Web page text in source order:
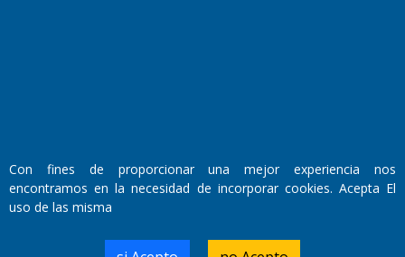
Santa Rosa, La Pampa.
Con fines de proporcionar una mejor experiencia nos
encontramos en la necesidad de incorporar cookies. Acepta El
uso de las misma